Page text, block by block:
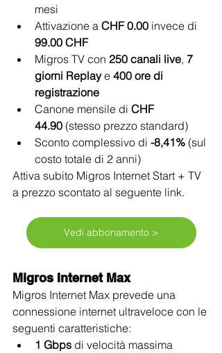
mesi
Attivazione a CHF 0.00 invece di
99.00 CHF
Migros TV con 250 canali live, 7
giorni Replay e 400 ore di
registrazione
Canone mensile di CHF
44.90 (stesso prezzo standard)
Sconto complessivo di -8,41% (sul
costo totale di 2 anni)
Attiva subito Migros Internet Start + TV
a prezzo scontato al seguente link.
Vedi abbonamento >
Migros Internet Max
Migros Internet Max prevede una
connessione internet ultraveloce con le
seguenti caratteristiche:
1 Gbps di velocità massima